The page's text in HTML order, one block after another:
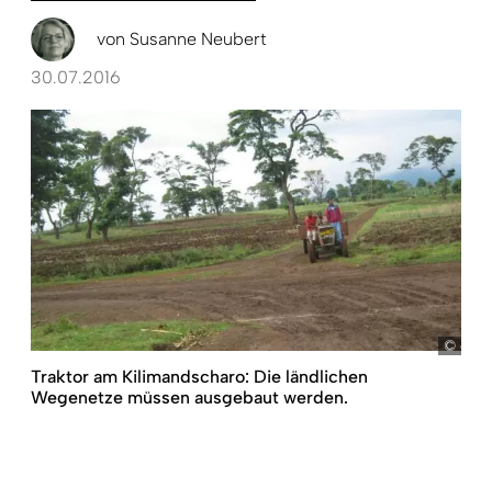
von Susanne Neubert
30.07.2016
dem
Traktor am Kilimandscharo: Die ländlichen
Wegenetze müssen ausgebaut werden.